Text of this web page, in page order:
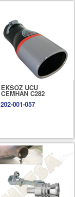
EKSOZ UCU
CEMHAN C282
202-001-057